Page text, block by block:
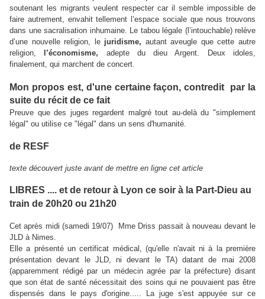
soutenant les migrants veulent respecter car il semble impossible de
faire autrement, envahit tellement l’espace sociale que nous trouvons
dans une sacralisation inhumaine. Le tabou légale (l’intouchable) relève
d’une nouvelle religion, le juridisme, autant aveugle que cette autre
religion,
l’économisme, adepte du dieu Argent. Deux idoles,
finalement, qui marchent de concert.
Mon propos est, d'une certaine façon, contredit par la
suite du récit de ce fait
Preuve que des juges regardent malgré tout au-delà du "simplement
légal" ou utilise ce "légal" dans un sens d'humanité.
de RESF
texte découvert juste avant de mettre en ligne cet article
LIBRES .... et de retour à Lyon ce soir à la Part-Dieu au
train de 20h20 ou 21h20
Cet après midi (samedi 19/07) Mme Driss passait à nouveau devant le
JLD à Nimes.
Elle a présenté un certificat médical, (qu'elle n'avait ni à la première
présentation devant le JLD, ni devant le TA) datant de mai 2008
(apparemment rédigé par un médecin agrée par la préfecture) disant
que son état de santé nécessitait des soins qui ne pouvaient pas être
dispensés dans le pays d'origine..... La juge s'est appuyée sur ce